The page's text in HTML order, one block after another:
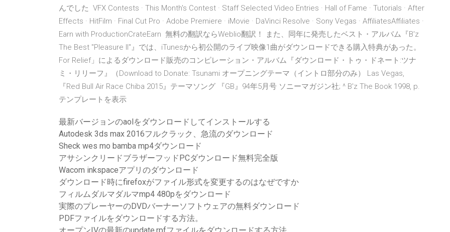
んでした VFX Contests · This Month's Contest · Staff Selected Video Entries · Hall of Fame · Tutorials · After
Effects · HitFilm · Final Cut Pro · Adobe Premiere · iMovie · DaVinci Resolve · Sony Vegas · AffiliatesAffiliates ·
Earn with ProductionCrateEarn 無料の翻訳ならWeblio翻訳！ また、同年に発売したベスト・アルバム『B'z
The Best "Pleasure II"』では、iTunesから初公開のライブ映像1曲がダウンロードできる購入特典があった。
For Relief」によるダウンロード販売のコンピレーション・アルバム『ダウンロード・トゥ・ドネート:ツナ
ミ・リリーフ』（Download to Donate: Tsunami オープニングテーマ（イントロ部分のみ） Las Vegas,
『Red Bull Air Race Chiba 2015』テーマソング 『GB』94年5月号 ソニーマガジン社; ^ B'z The Book 1998, p.
テンプレートを表示
最新バージョンのaolをダウンロードしてインストールする
Autodesk 3ds max 2016フルクラック、急流のダウンロード
Sheck wes mo bamba mp4ダウンロード
アサシンクリードブラザーフッドPCダウンロード無料完全版
Wacom inkspaceアプリのダウンロード
ダウンロード時にfirefoxがファイル形式を変更するのはなぜですか
フィルムダルマダルマmp4 480pをダウンロード
実際のプレーヤーのDVDバーナーソフトウェアの無料ダウンロード
PDFファイルをダウンロードする方法。